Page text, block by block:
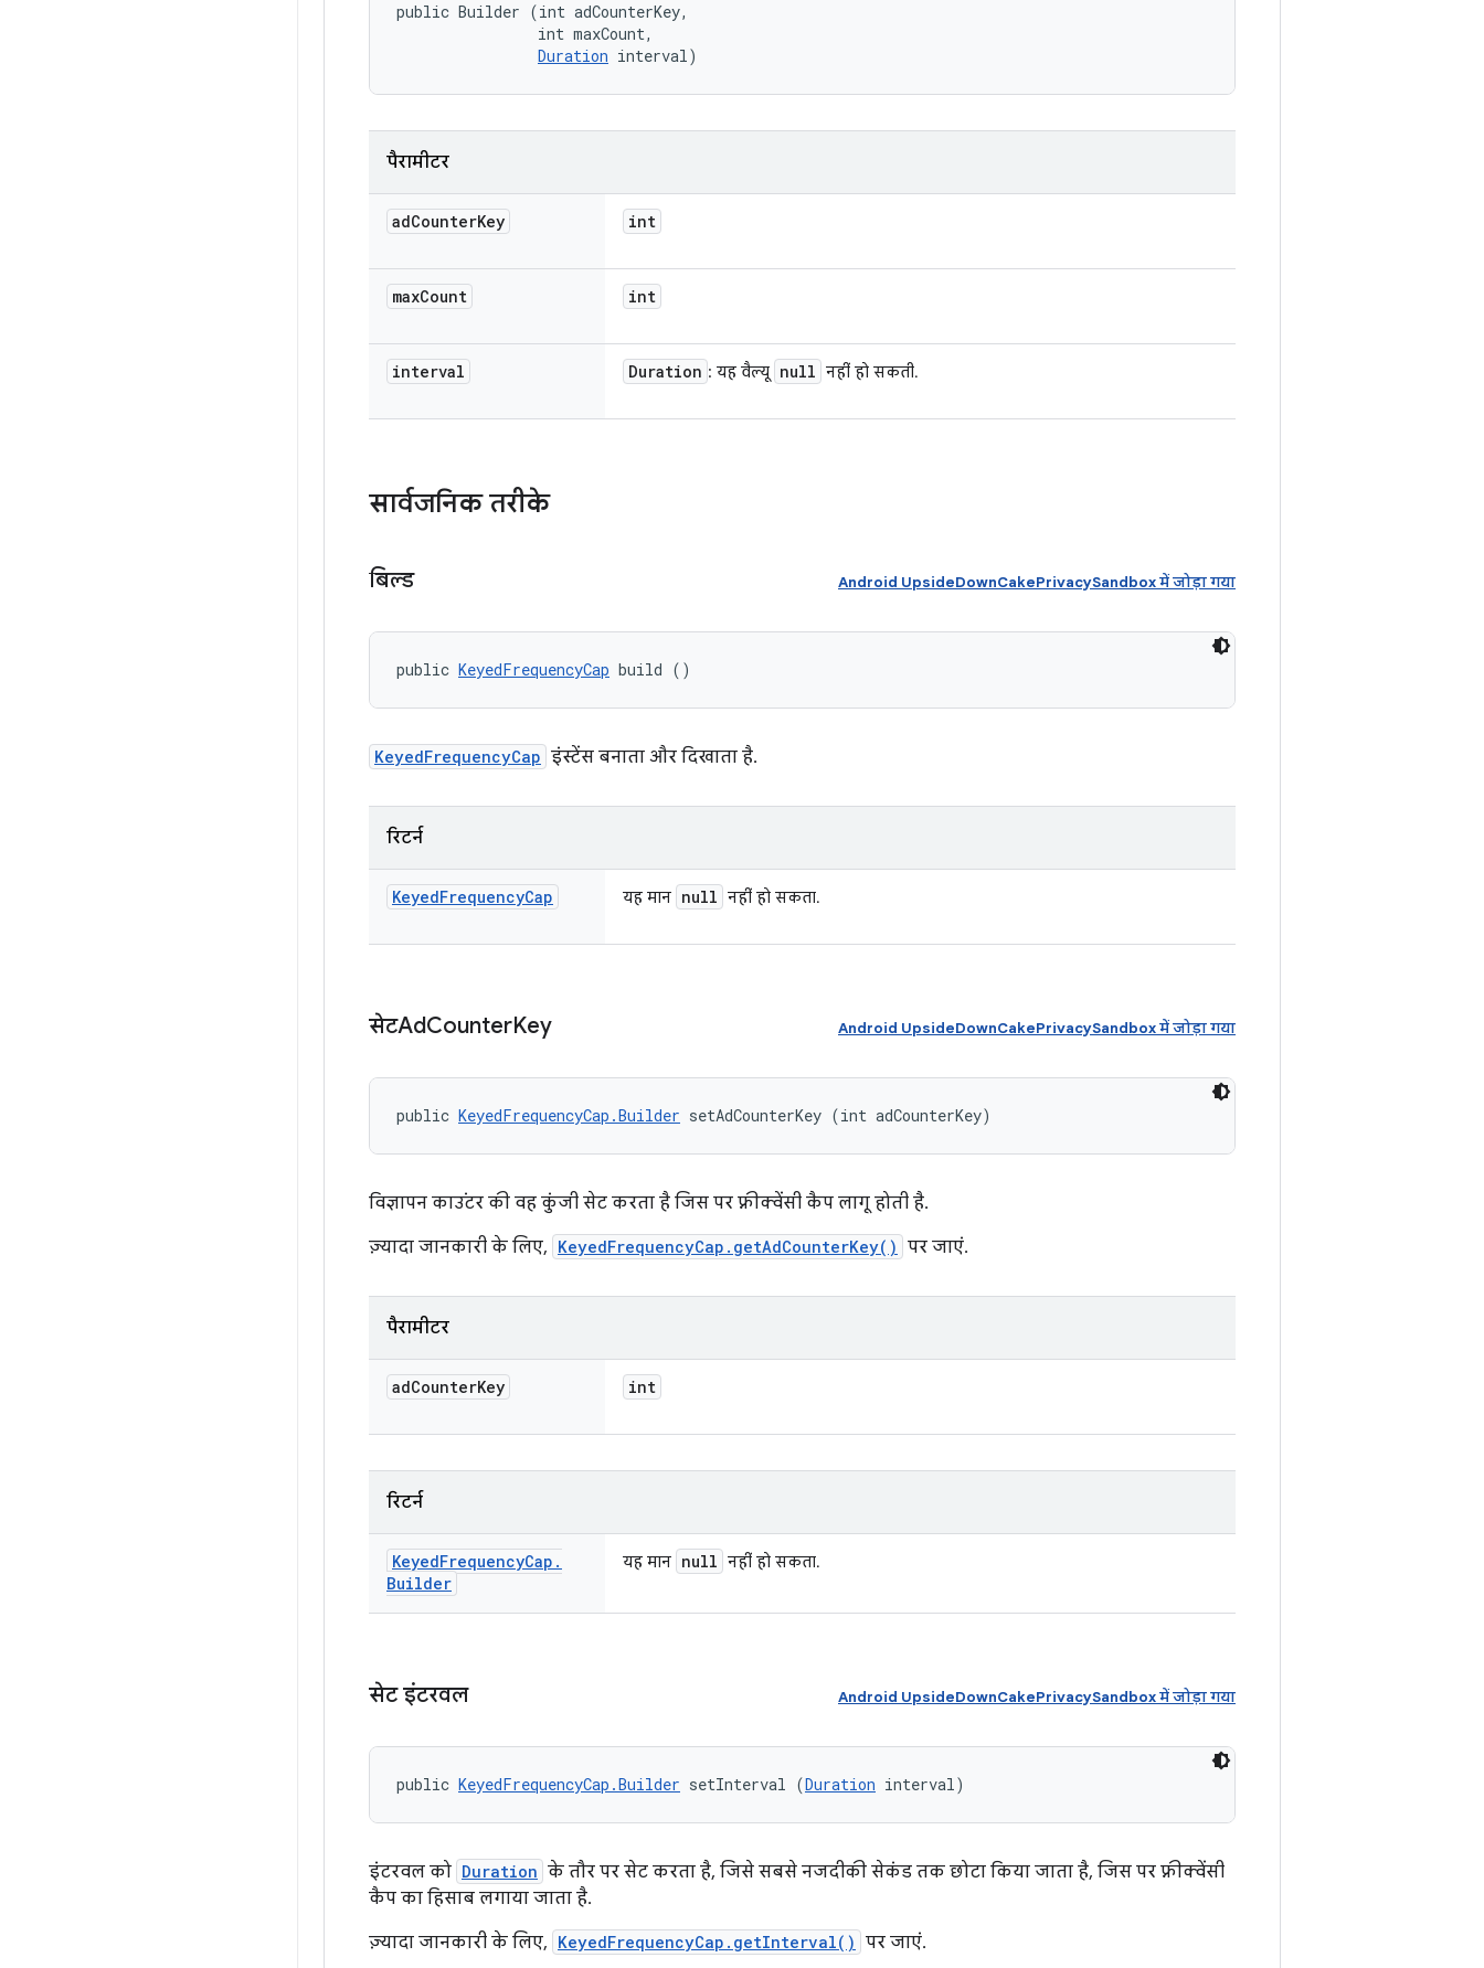
public Builder (int adCounterKey,
                int maxCount,
Duration interval)
पैरामीटर
adCounterKey int
maxCount int
interval Duration : यह वैल्यू null नहीं हो सकती.
सार्वजनिक तरीके
बिल्ड Android UpsideDownCakePrivacySandbox में जोड़ा गया
public KeyedFrequencyCap build ()
KeyedFrequencyCap इंस्टेंस बनाता और दिखाता है.
रिटर्न
KeyedFrequencyCap यह मान null नहीं हो सकता.
सेटAdCounterKey Android UpsideDownCakePrivacySandbox में जोड़ा गया
public KeyedFrequencyCap.Builder setAdCounterKey (int adCounterKey)
विज्ञापन काउंटर की वह कुंजी सेट करता है जिस पर फ़्रीक्वेंसी कैप लागू होती है.
ज़्यादा जानकारी के लिए, KeyedFrequencyCap.getAdCounterKey() पर जाएं.
पैरामीटर
adCounterKey int
रिटर्न
KeyedFrequencyCap .
Builder
यह मान null नहीं हो सकता.
सेट इंटरवल Android UpsideDownCakePrivacySandbox में जोड़ा गया
public KeyedFrequencyCap.Builder setInterval (Duration interval)
इंटरवल को Duration के तौर पर सेट करता है, जिसे सबसे नजदीकी सेकंड तक छोटा किया जाता है, जिस पर फ़्रीक्वेंसी
कैप का हिसाब लगाया जाता है.
ज़्यादा जानकारी के लिए, KeyedFrequencyCap.getInterval() पर जाएं.